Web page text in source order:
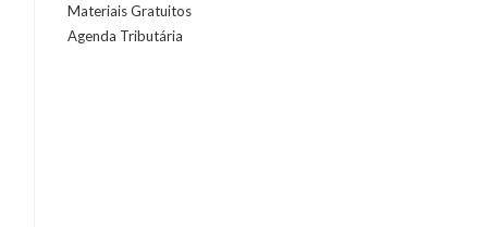
Materiais Gratuitos
Agenda Tributária